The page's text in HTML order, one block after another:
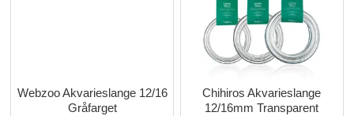
Webzoo Akvarieslange 12/16
Gråfarget
Chihiros Akvarieslange
12/16mm Transparent